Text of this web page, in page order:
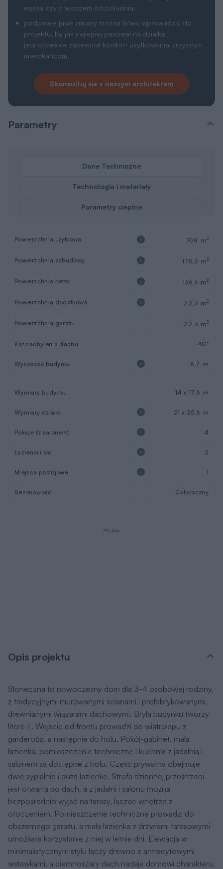
wąską czy z wjazdem od południa,
podpowie jakie zmiany można łatwo wprowadzić do
projektu, by jak najlepiej pasował na działkę i
jednocześnie zapewniał komfort użytkowania przyszłym
mieszkańcom.
Skonsultuj sie z naszym architektem
Parametry
Dane Techniczne
Technologia i materiały
Parametry cieplne
Powierzchnia użytkowa 108 m2
Powierzchnia zabudowy 175,3 m2
Powierzchnia netto 136,6 m2
Powierzchnia dodatkowa 22,3 m2
Powierzchnia garażu 22,3 m2
Kąt nachylenia dachu 40°
Wysokość budynku 6,7 m
Wymiary budynku 14 x 17,6 m
Wymiary działki 21 x 25,6 m
Pokoje (z salonem) 4
Łazienki i wc 2
Miejsca postojowe 1
Sezonowość Całoroczny
REKLAMA
Opis projektu
Słoneczna to nowoczesny dom dla 3-4 osobowej rodziny,
z tradycyjnymi murowanymi ścianami i prefabrykowanymi,
drewnianymi wiązarami dachowymi. Bryła budynku tworzy
literę L. Wejście od frontu prowadzi do wiatrołapu z
garderobą, a następnie do holu. Pokój-gabinet, mała
łazienka, pomieszczenie techniczne i kuchnia z jadalnią i
salonem są dostępne z holu. Część prywatna obejmuje
dwie sypialnie i dużą łazienkę. Strefa dziennej przestrzeni
jest otwarta po dach, a z jadalni i salonu można
bezpośrednio wyjść na tarasy, łącząc wnętrze z
otoczeniem. Pomieszczenie techniczne prowadzi do
obszernego garażu, a mała łazienka z drzwiami tarasowymi
umożliwia korzystanie z niej w letnie dni. Elewacja w
minimalistycznym stylu łączy drewno z antracytowymi
wstawkami, a ciemnoszary dach nadaje domowi charakteru.